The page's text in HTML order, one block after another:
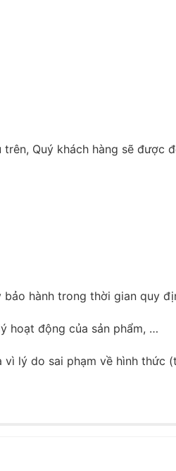
Quý khách hàng sẽ được
hành trong thời gian quy
hoạt động của sản phẩm, …
vì lý do sai phạm về hình thức